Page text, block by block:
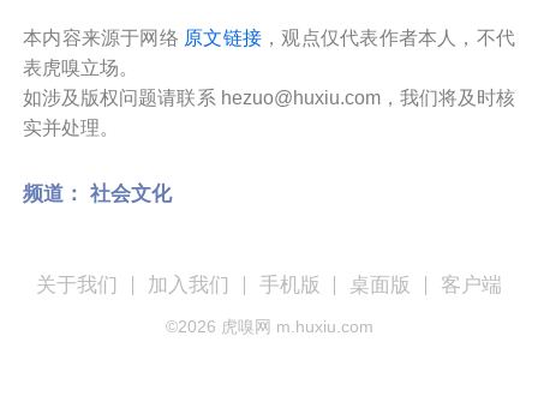
本内容来源于网络 原文链接 ，观点仅代表作者本人，不代
表虎嗅立场。
如涉及版权问题请联系 hezuo@huxiu.com，我们将及时核
实并处理。
频道： 社会文化
关于我们 加入我们 手机版 桌面版 客户端
©2026 虎嗅网 m.huxiu.com